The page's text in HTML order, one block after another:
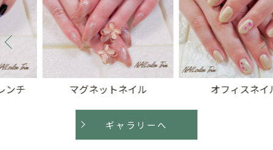
マグネットネイル オフィスネイル
ギャラリーへ